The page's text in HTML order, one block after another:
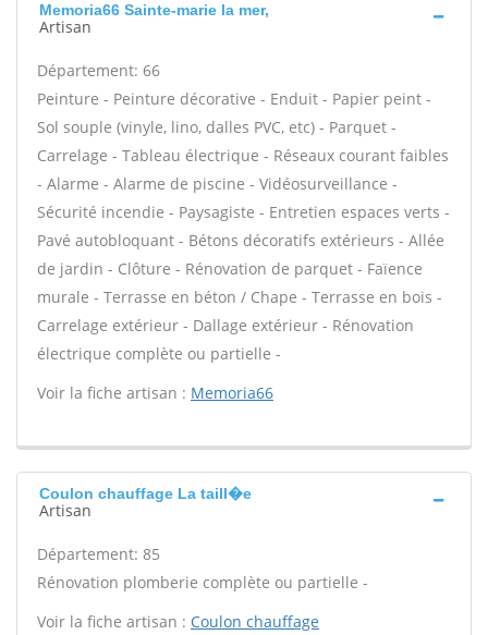
Memoria66 Sainte-marie la mer,
Artisan
Département: 66
Peinture - Peinture décorative - Enduit - Papier peint -
Sol souple (vinyle, lino, dalles PVC, etc) - Parquet -
Carrelage - Tableau électrique - Réseaux courant faibles
- Alarme - Alarme de piscine - Vidéosurveillance -
Sécurité incendie - Paysagiste - Entretien espaces verts -
Pavé autobloquant - Bétons décoratifs extérieurs - Allée
de jardin - Clôture - Rénovation de parquet - Faïence
murale - Terrasse en béton / Chape - Terrasse en bois -
Carrelage extérieur - Dallage extérieur - Rénovation
électrique complète ou partielle -
Voir la fiche artisan : Memoria66
Coulon chauffage La taill�e
Artisan
Département: 85
Rénovation plomberie complète ou partielle -
Voir la fiche artisan : Coulon chauffage